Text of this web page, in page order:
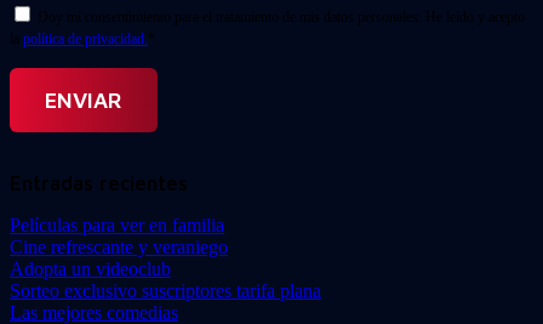
Doy mi consentimiento para el tratamiento de mis datos personales. He leído y acepto
la política de privacidad. *
Entradas recientes
Películas para ver en familia
Cine refrescante y veraniego
Adopta un videoclub
Sorteo exclusivo suscriptores tarifa plana
Las mejores comedias